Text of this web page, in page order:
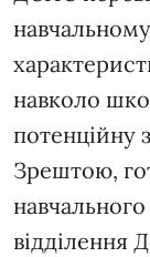
навколо
потенційну
Зрештою,
відділення